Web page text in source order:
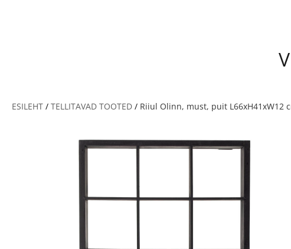
ESILEHT / TELLITAVAD TOOTED / Riiul Olinn, must, puit L66xH41xW12